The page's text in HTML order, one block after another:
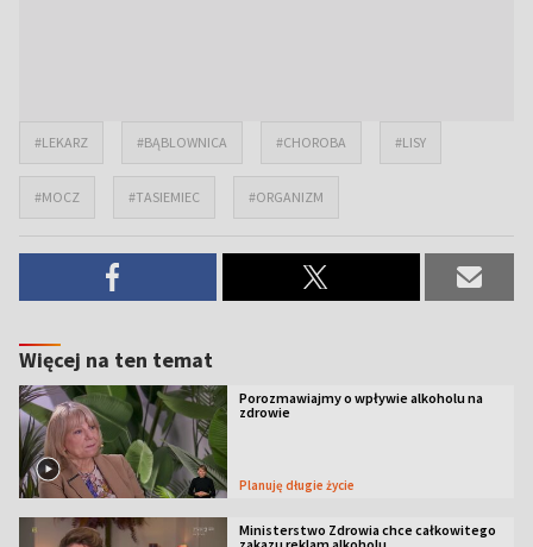
#LEKARZ #BĄBLOWNICA #CHOROBA #LISY
#MOCZ #TASIEMIEC #ORGANIZM
Więcej na ten temat
Porozmawiajmy o wpływie alkoholu na
zdrowie
Planuję długie życie
Ministerstwo Zdrowia chce całkowitego